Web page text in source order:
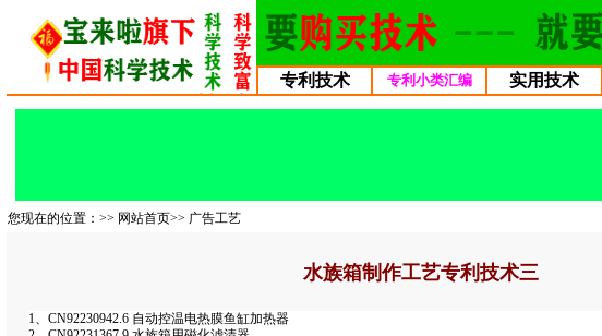
专利技术 专利小类汇编 实用技术
您现在的位置：>> 网站首页>> 广告工艺
水族箱制作工艺专利技术三
1、CN92230942.6 自动控温电热膜鱼缸加热器